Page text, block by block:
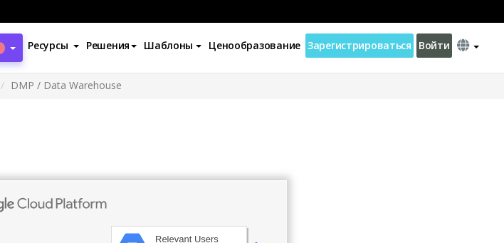
Ресурсы Решения Шаблоны Ценообразование Зарегистрироваться Войти
DMP / Data Warehouse